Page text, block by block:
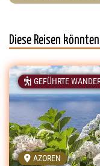
Diese Reisen
AZOREN
GEFÜHRTE